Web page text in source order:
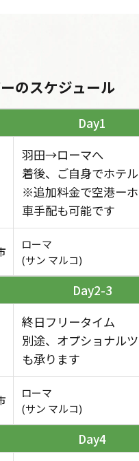
のスケジュール
1
羽田→ローマへ
着後、ご自身でホテ
※追加料金で空港ー
車手配も可能です
ローマ
(サン マルコ)
2-3
終日フリータイム
別途、オプショナル
も承ります
ローマ
(サン マルコ)
4